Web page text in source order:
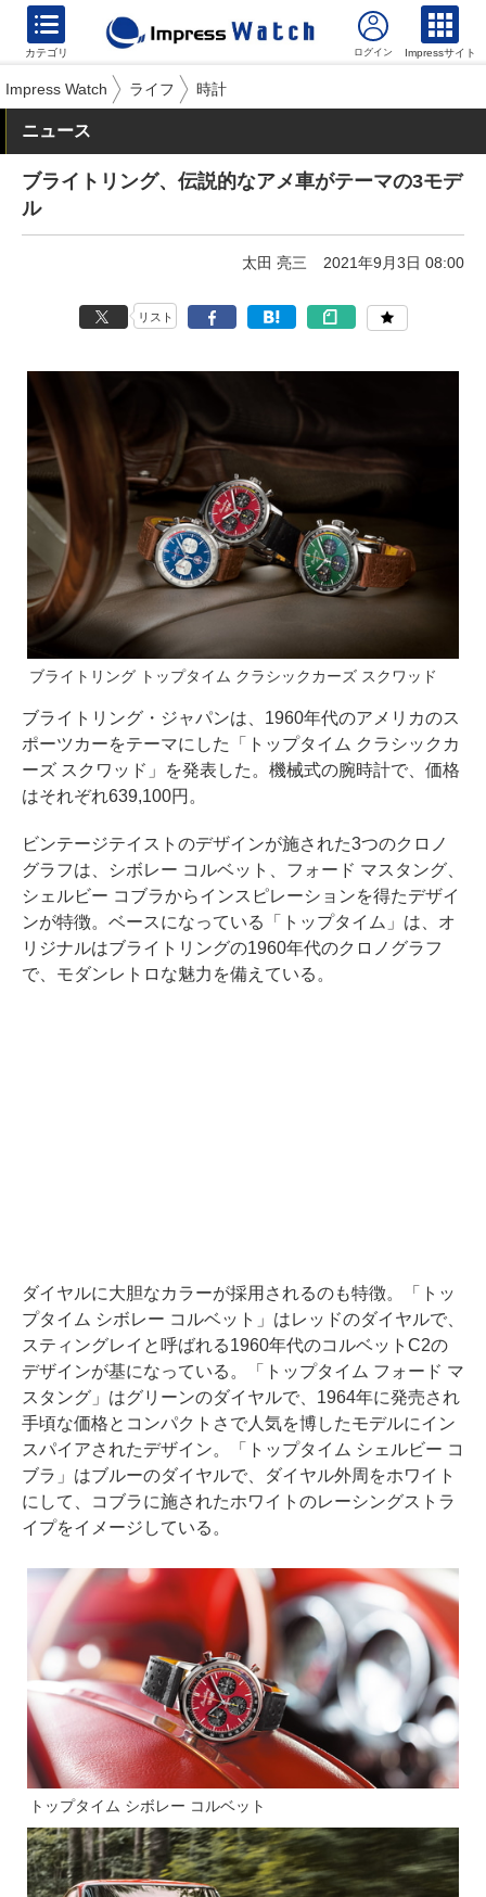
カテゴリ Impressサイト
Impress Watch ライフ 時計
ニュース
ブライトリング、伝説的なアメ車がテーマの3モデ
ル
太田 亮三 2021年9月3日 08:00
リスト
ブライトリング トップタイム クラシックカーズ スクワッド
ブライトリング・ジャパンは、1960年代のアメリカのス
ポーツカーをテーマにした「トップタイム クラシックカ
ーズ スクワッド」を発表した。機械式の腕時計で、価格
はそれぞれ639,100円。
ビンテージテイストのデザインが施された3つのクロノ
グラフは、シボレー コルベット、フォード マスタング、
シェルビー コブラからインスピレーションを得たデザイ
ンが特徴。ベースになっている「トップタイム」は、オ
リジナルはブライトリングの1960年代のクロノグラフ
で、モダンレトロな魅力を備えている。
ダイヤルに大胆なカラーが採用されるのも特徴。「トッ
プタイム シボレー コルベット」はレッドのダイヤルで、
スティングレイと呼ばれる1960年代のコルベットC2の
デザインが基になっている。「トップタイム フォード マ
スタング」はグリーンのダイヤルで、1964年に発売され
手頃な価格とコンパクトさで人気を博したモデルにイン
スパイアされたデザイン。「トップタイム シェルビー コ
ブラ」はブルーのダイヤルで、ダイヤル外周をホワイト
にして、コブラに施されたホワイトのレーシングストラ
イプをイメージしている。
トップタイム シボレー コルベット